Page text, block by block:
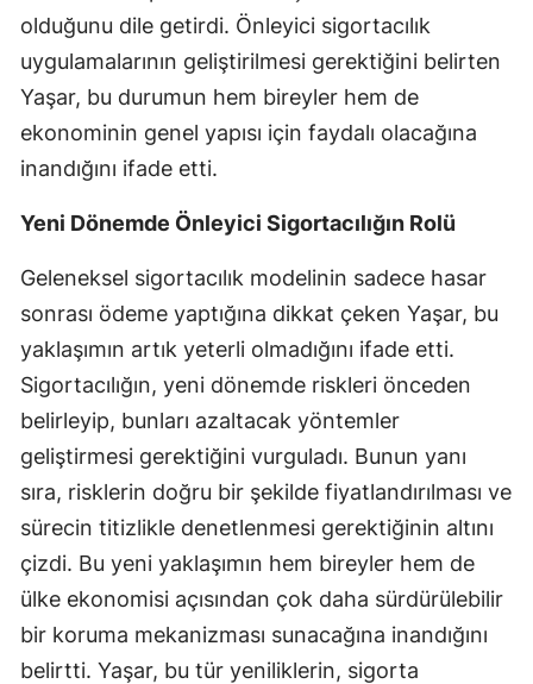
Yalova
Karabük
Kilis
Düzce
olduğunu dile getirdi. Önleyici sigortacılık
uygulamalarının geliştirilmesi gerektiğini belirten
Yaşar, bu durumun hem bireyler hem de
ekonominin genel yapısı için faydalı olacağına
inandığını ifade etti.
Yeni Dönemde Önleyici Sigortacılığın Rolü
Geleneksel sigortacılık modelinin sadece hasar
sonrası ödeme yaptığına dikkat çeken Yaşar, bu
yaklaşımın artık yeterli olmadığını ifade etti.
Sigortacılığın, yeni dönemde riskleri önceden
belirleyip, bunları azaltacak yöntemler
geliştirmesi gerektiğini vurguladı. Bunun yanı
sıra, risklerin doğru bir şekilde fiyatlandırılması ve
sürecin titizlikle denetlenmesi gerektiğinin altını
çizdi. Bu yeni yaklaşımın hem bireyler hem de
ülke ekonomisi açısından çok daha sürdürülebilir
bir koruma mekanizması sunacağına inandığını
belirtti. Yaşar, bu tür yeniliklerin, sigorta